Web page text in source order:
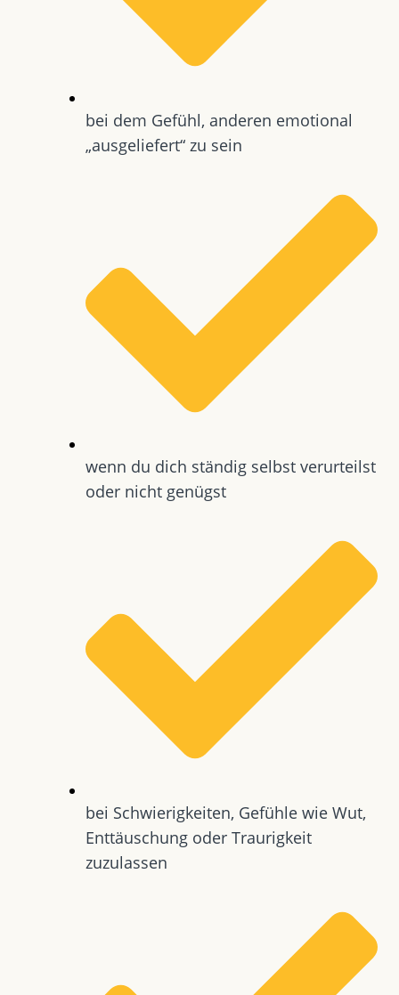
bei dem Gefühl, anderen emotional
„ausgeliefert“ zu sein
wenn du dich ständig selbst verurteilst
oder nicht genügst
bei Schwierigkeiten, Gefühle wie Wut,
Enttäuschung oder Traurigkeit
zuzulassen